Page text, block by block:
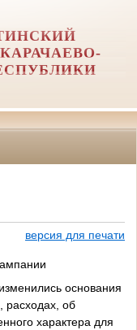
версия для печати
основания
расходах, об
характера для